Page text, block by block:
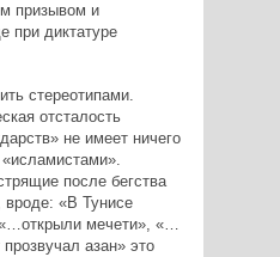
призывом и
при диктатуре
стереотипами.
отсталость
не имеет ничего
после бегства
вроде: «В Тунисе
мечети», «…
азан» это